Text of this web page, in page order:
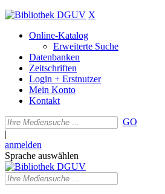
X
Online-Katalog
Erweiterte Suche
Datenbanken
Zeitschriften
Login + Erstnutzer
Mein Konto
Kontakt
GO
|
anmelden
Sprache auswählen